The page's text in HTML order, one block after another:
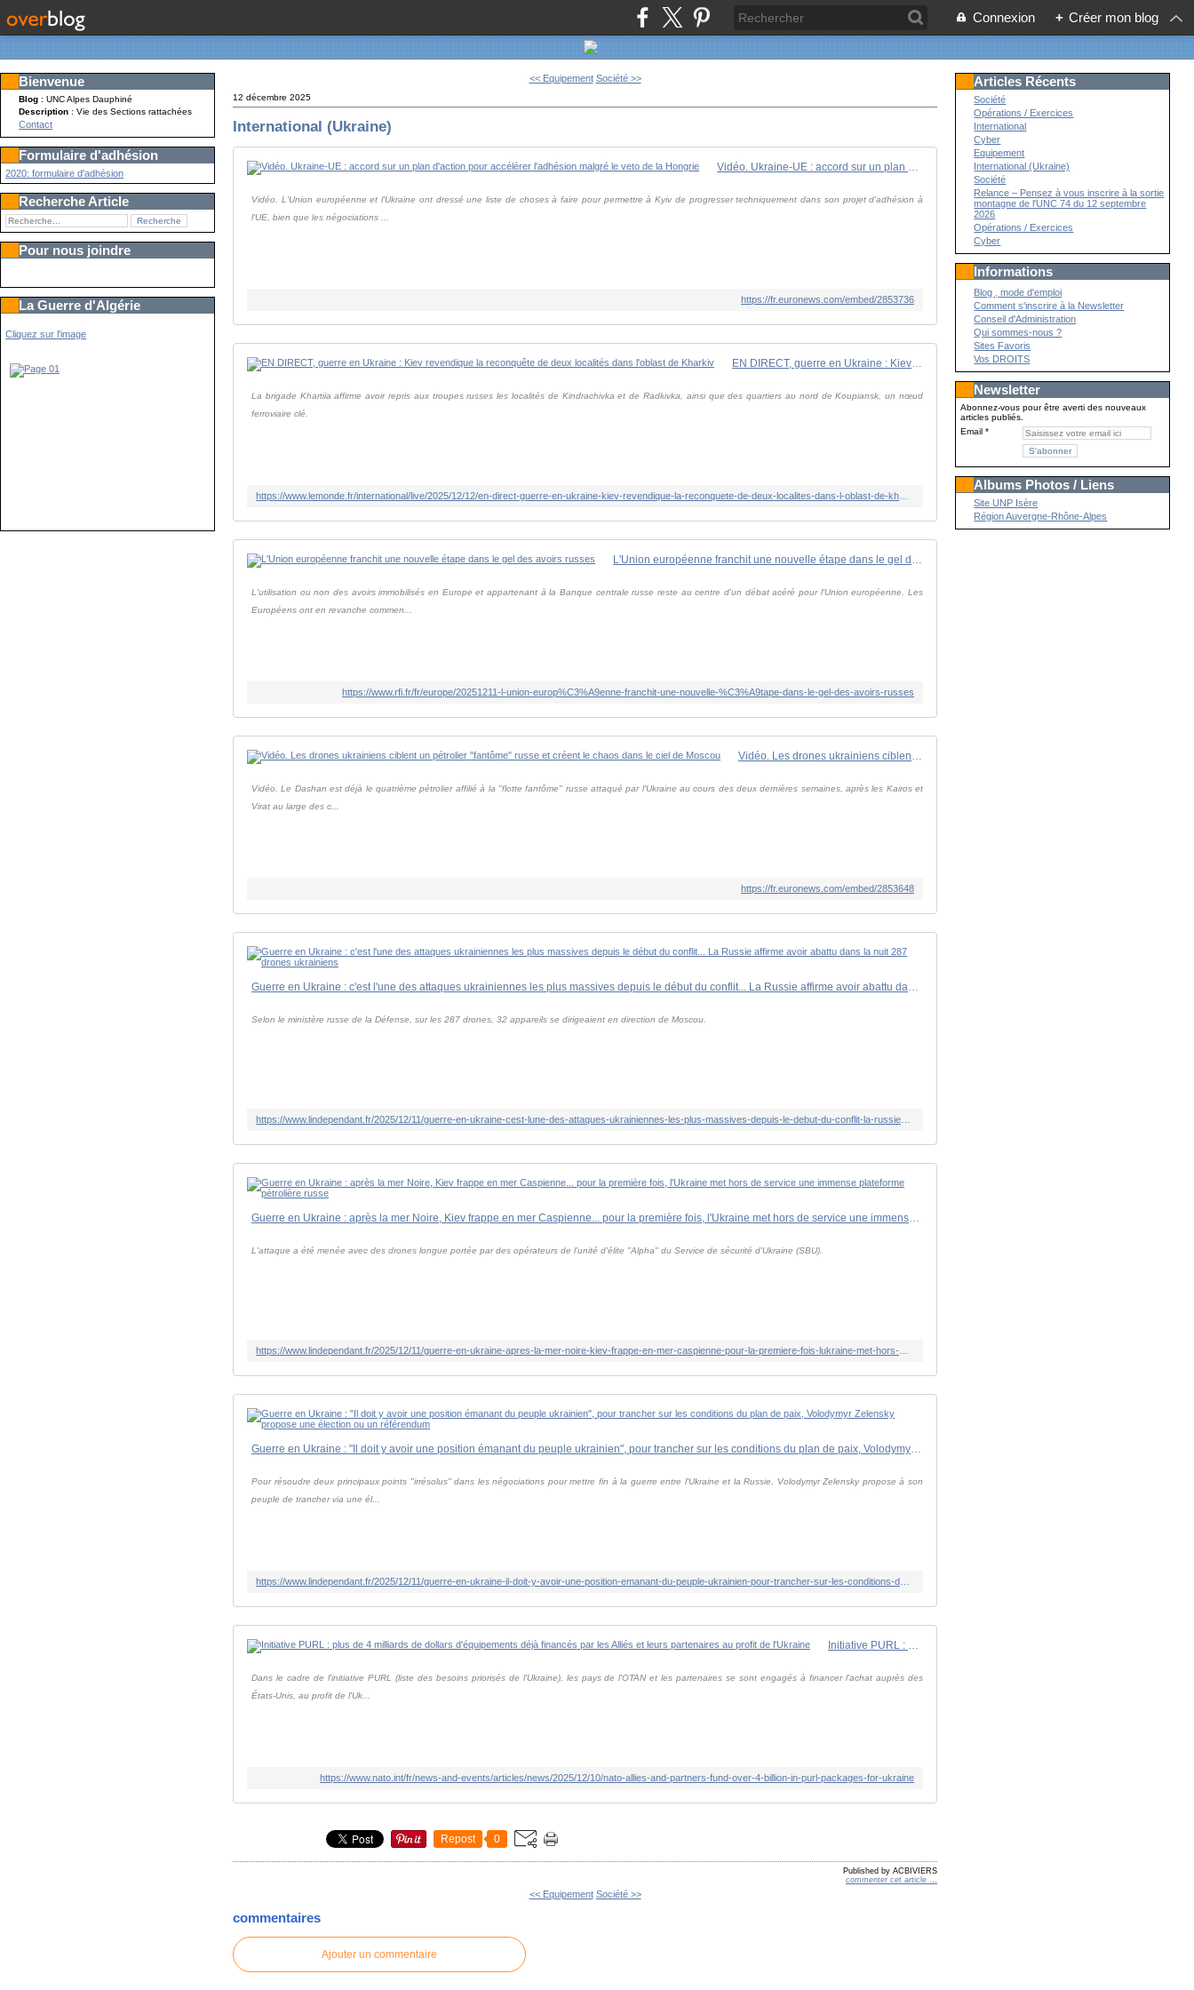
Connexion + Créer mon blog
Bienvenue
Blog : UNC Alpes Dauphiné
Description: Vie des Sections rattachées
Contact
Formulaire d'adhésion
2020: formulaire d'adhésion
Recherche Article
Pour nous joindre
La Guerre d'Algérie
Cliquez sur l'image
<< Equipement Société >>
12 décembre 2025
International (Ukraine)
Vidéo. Ukraine-UE : accord sur un plan d'action pour accélérer l'adhésion malgré le veto de la Hongrie
Vidéo. L'Union européenne et l'Ukraine ont dressé une liste de choses à faire pour permettre à Kyiv de progresser techniquement dans son projet d'adhésion à
l'UE, bien que les négociations ...
https://fr.euronews.com/embed/2853736
EN DIRECT, guerre en Ukraine : Kiev revendique la reconquête de deux localités dans l'oblast de Kharkiv
La brigade Khartiia affirme avoir repris aux troupes russes les localités de Kindrachivka et de Radkivka, ainsi que des quartiers au nord de Koupiansk, un nœud
ferroviaire clé.
L'Union européenne franchit une nouvelle étape dans le gel des avoirs russes
L'utilisation ou non des avoirs immobilisés en Europe et appartenant à la Banque centrale russe reste au centre d'un débat acéré pour l'Union européenne. Les
Européens ont en revanche commen...
https://www.rfi.fr/fr/europe/20251211-l-union-europ%C3%A9enne-franchit-une-nouvelle-%C3%A9tape-dans-le-gel-des-avoirs-russes
Vidéo. Les drones ukrainiens ciblent un pétrolier "fantôme" russe et créent le chaos dans le ciel de Moscou
Vidéo. Le Dashan est déjà le quatrième pétrolier affilié à la "flotte fantôme" russe attaqué par l'Ukraine au cours des deux dernières semaines, après les Kairos et
Virat au large des c...
https://fr.euronews.com/embed/2853648
Guerre en Ukraine : c'est l'une des attaques ukrainiennes les plus massives depuis le début du conflit... La Russie affirme avoir abattu dans la nuit 287 drones ukrainiens
Selon le ministère russe de la Défense, sur les 287 drones, 32 appareils se dirigeaient en direction de Moscou.
Guerre en Ukraine : après la mer Noire, Kiev frappe en mer Caspienne... pour la première fois, l'Ukraine met hors de service une immense plateforme pétrolière russe
L'attaque a été menée avec des drones longue portée par des opérateurs de l'unité d'élite "Alpha" du Service de sécurité d'Ukraine (SBU).
Guerre en Ukraine : "Il doit y avoir une position émanant du peuple ukrainien", pour trancher sur les conditions du plan de paix, Volodymyr Zelensky propose une élection ou un référendum
Pour résoudre deux principaux points "irrésolus" dans les négociations pour mettre fin à la guerre entre l'Ukraine et la Russie, Volodymyr Zelensky propose à son
peuple de trancher via une él...
Initiative PURL : plus de 4 milliards de dollars d'équipements déjà financés par les Alliés et leurs partenaires au profit de l'Ukraine
Dans le cadre de l'initiative PURL (liste des besoins priorisés de l'Ukraine), les pays de l'OTAN et les partenaires se sont engagés à financer l'achat auprès des
États-Unis, au profit de l'Uk...
https://www.nato.int/fr/news-and-events/articles/news/2025/12/10/nato-allies-and-partners-fund-over-4-billion-in-purl-packages-for-ukraine
Repost 0
Published by ACBIVIERS
commenter cet article
<< Equipement Société >>
commentaires
Ajouter un commentaire
Articles Récents
Société
Opérations / Exercices
International
Cyber
Equipement
International (Ukraine)
Société
Relance – Pensez à vous inscrire à la sortie
montagne de l'UNC 74 du 12 septembre
2026
Opérations / Exercices
Cyber
Informations
Blog , mode d'emploi
Comment s'inscrire à la Newsletter
Conseil d'Administration
Qui sommes-nous ?
Sites Favoris
Vos DROITS
Newsletter
Abonnez-vous pour être averti des nouveaux
articles publiés.
Email
Albums Photos / Liens
Site UNP Isère
Région Auvergne-Rhône-Alpes